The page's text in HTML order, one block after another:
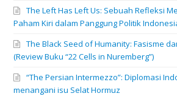
The Left Has Left Us: Sebuah Refleksi
Paham Kiri dalam Panggung Politik
The Black Seed of Humanity: Fasisme
(Review Buku “22 Cells in Nuremberg”)
“The Persian Intermezzo”: Diplomasi
menangani isu Selat Hormuz